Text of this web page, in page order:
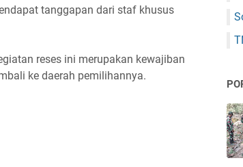
tanggapan dari staf khusus
reses ini merupakan kewajiban
ke daerah pemilihannya.